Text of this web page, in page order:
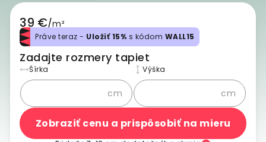
39 €/m²
Práve teraz - Uložiť 15% s kódom WALL15
Zadajte rozmery tapiet
Šírka
cm
Výška
cm
Zobraziť cenu a prispôsobiť na mieru